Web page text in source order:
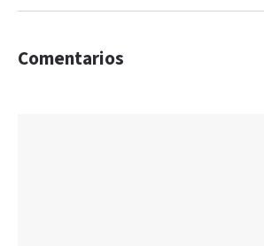
Comentarios